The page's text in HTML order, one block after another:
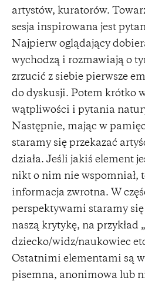
artystów, kuratorów.
sesja inspirowana jest
Najpierw oglądający
wychodzą i rozmawiają o
zrzucić z siebie pierwsze
do dyskusji. Potem krótko
wątpliwości i pytania
Następnie, mając w
staramy się przekazać
działa. Jeśli jakiś element
nikt o nim nie wspomniał,
informacja zwrotna. W
perspektywami staramy
naszą krytykę, na przykład
dziecko/widz/naukowiec
Ostatnimi elementami są
pisemna, anonimowa lub